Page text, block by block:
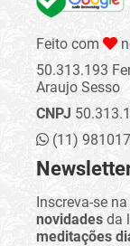
Feito com
50.313.193
Araujo Sesso
CNPJ
(11)
Inscreva-se
novidades da
meditações